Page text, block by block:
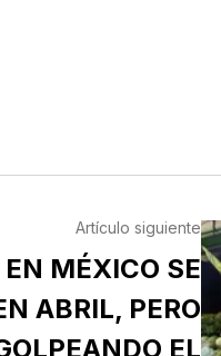
Artículo siguiente
MÉXICO SE
ABRIL, PERO
EL